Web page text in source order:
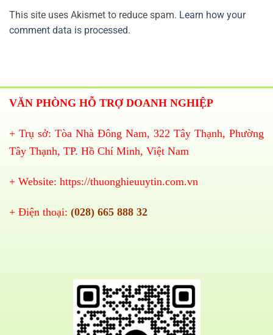
This site uses Akismet to reduce spam. Learn how your
comment data is processed.
VĂN PHÒNG HỖ TRỢ DOANH NGHIỆP
+ Trụ sở: Tòa Nhà Đông Nam, 322 Tây Thạnh, Phường
Tây Thạnh, TP. Hồ Chí Minh, Việt Nam
+ Website: https://thuonghieuuytin.com.vn
+ Điện thoại: (028) 665 888 32